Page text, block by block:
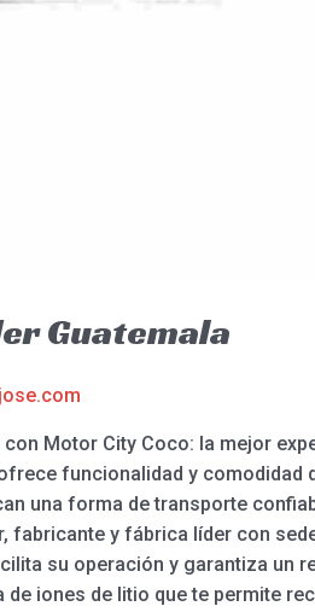
Guatemala
Motor City Coco: la mejor
funcionalidad y
una forma de transporte
fabricante y fábrica líder con
su operación y garantiza un
iones de litio que te permite